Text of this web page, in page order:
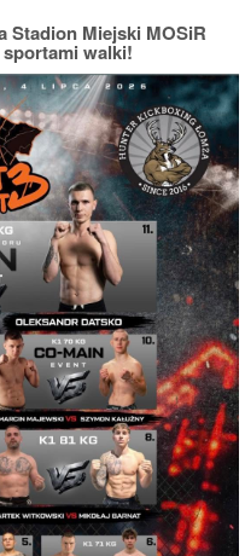
Stadion Miejski MOSiR
walki!